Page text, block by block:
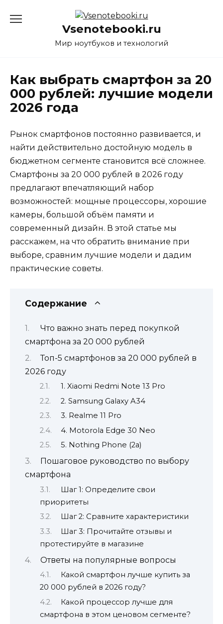
Vsenotebooki.ru
Мир ноутбуков и технологий
Как выбрать смартфон за 20
000 рублей: лучшие модели
2026 года
Рынок смартфонов постоянно развивается, и
найти действительно достойную модель в
бюджетном сегменте становится всё сложнее.
Смартфоны за 20 000 рублей в 2026 году
предлагают впечатляющий набор
возможностей: мощные процессоры, хорошие
камеры, большой объём памяти и
современный дизайн. В этой статье мы
расскажем, на что обратить внимание при
выборе, сравним лучшие модели и дадим
практические советы.
Содержание
Что важно знать перед покупкой
смартфона за 20 000 рублей
Топ-5 смартфонов за 20 000 рублей в
2026 году
1. Xiaomi Redmi Note 13 Pro
2. Samsung Galaxy A34
3. Realme 11 Pro
4. Motorola Edge 30 Neo
5. Nothing Phone (2a)
Пошаговое руководство по выбору
смартфона
Шаг 1: Определите свои
приоритеты
Шаг 2: Сравните характеристики
Шаг 3: Прочитайте отзывы и
протестируйте в магазине
Ответы на популярные вопросы
Какой смартфон лучше купить за
20 000 рублей в 2026 году?
Какой процессор лучше для
смартфона в этом ценовом сегменте?